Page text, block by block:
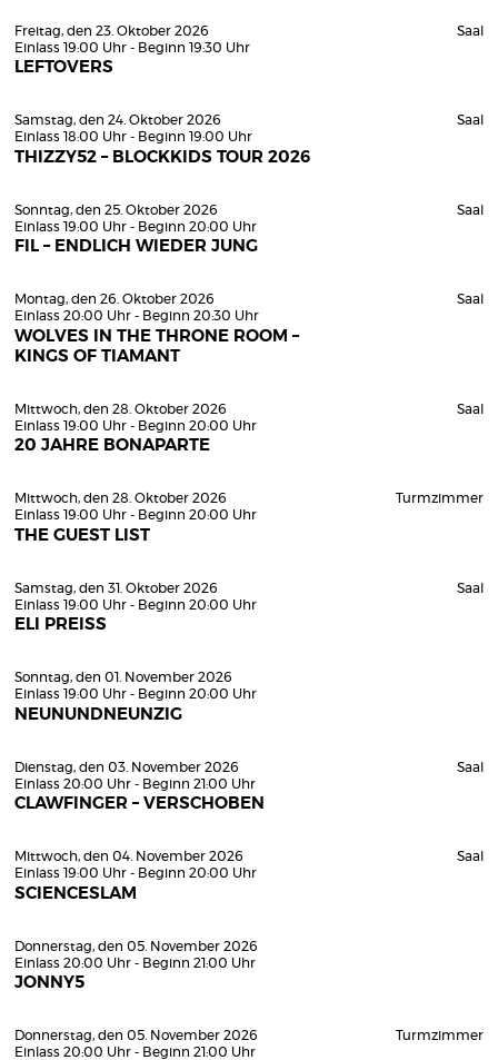
Freitag, den 23. Oktober 2026
Einlass 19:00 Uhr - Beginn 19:30 Uhr
LEFTOVERS
Saal
Samstag, den 24. Oktober 2026
Einlass 18:00 Uhr - Beginn 19:00 Uhr
THIZZY52 – BLOCKKIDS TOUR 2026
Saal
Sonntag, den 25. Oktober 2026
Einlass 19:00 Uhr - Beginn 20:00 Uhr
FIL – ENDLICH WIEDER JUNG
Saal
Montag, den 26. Oktober 2026
Einlass 20:00 Uhr - Beginn 20:30 Uhr
WOLVES IN THE THRONE ROOM –
KINGS OF TIAMANT
Saal
Mittwoch, den 28. Oktober 2026
Einlass 19:00 Uhr - Beginn 20:00 Uhr
20 JAHRE BONAPARTE
Saal
Mittwoch, den 28. Oktober 2026
Einlass 19:00 Uhr - Beginn 20:00 Uhr
THE GUEST LIST
Turmzimmer
Samstag, den 31. Oktober 2026
Einlass 19:00 Uhr - Beginn 20:00 Uhr
ELI PREISS
Saal
Sonntag, den 01. November 2026
Einlass 19:00 Uhr - Beginn 20:00 Uhr
NEUNUNDNEUNZIG
Dienstag, den 03. November 2026
Einlass 20:00 Uhr - Beginn 21:00 Uhr
CLAWFINGER – VERSCHOBEN
Saal
Mittwoch, den 04. November 2026
Einlass 19:00 Uhr - Beginn 20:00 Uhr
SCIENCESLAM
Saal
Donnerstag, den 05. November 2026
Einlass 20:00 Uhr - Beginn 21:00 Uhr
JONNY5
Donnerstag, den 05. November 2026
Einlass 20:00 Uhr - Beginn 21:00 Uhr
Turmzimmer